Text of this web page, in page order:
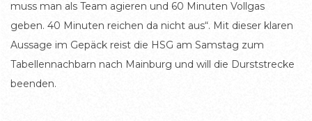
muss man als Team agieren und 60 Minuten Vollgas
geben. 40 Minuten reichen da nicht aus“. Mit dieser klaren
Aussage im Gepäck reist die HSG am Samstag zum
Tabellennachbarn nach Mainburg und will die Durststrecke
beenden.